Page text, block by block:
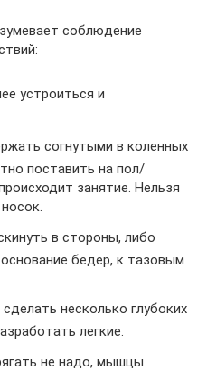
соблюдение
устроиться и
согнутыми в коленных
поставить на пол/
занятие. Нельзя
в стороны, либо
бедер, к тазовым
несколько глубоких
легкие.
не надо, мышцы